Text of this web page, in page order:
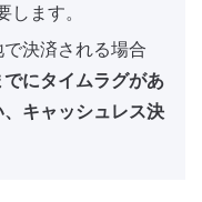
ます。
決済される場合
にタイムラグがあ
キャッシュレス決